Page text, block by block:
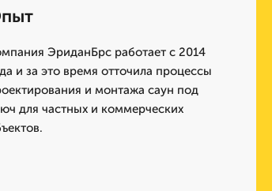
ЭриданБрс работает с 2014
и за это время отточила процессы
и монтажа саун под
для частных и коммерческих